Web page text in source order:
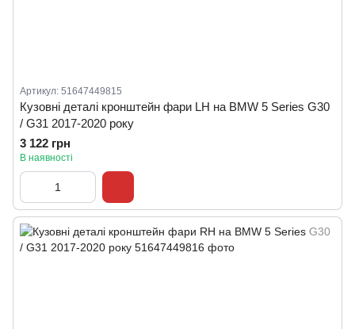
Артикул: 51647449815
Кузовні деталі кронштейн фари LH на BMW 5 Series G30
/ G31 2017-2020 року
3 122 грн
В наявності